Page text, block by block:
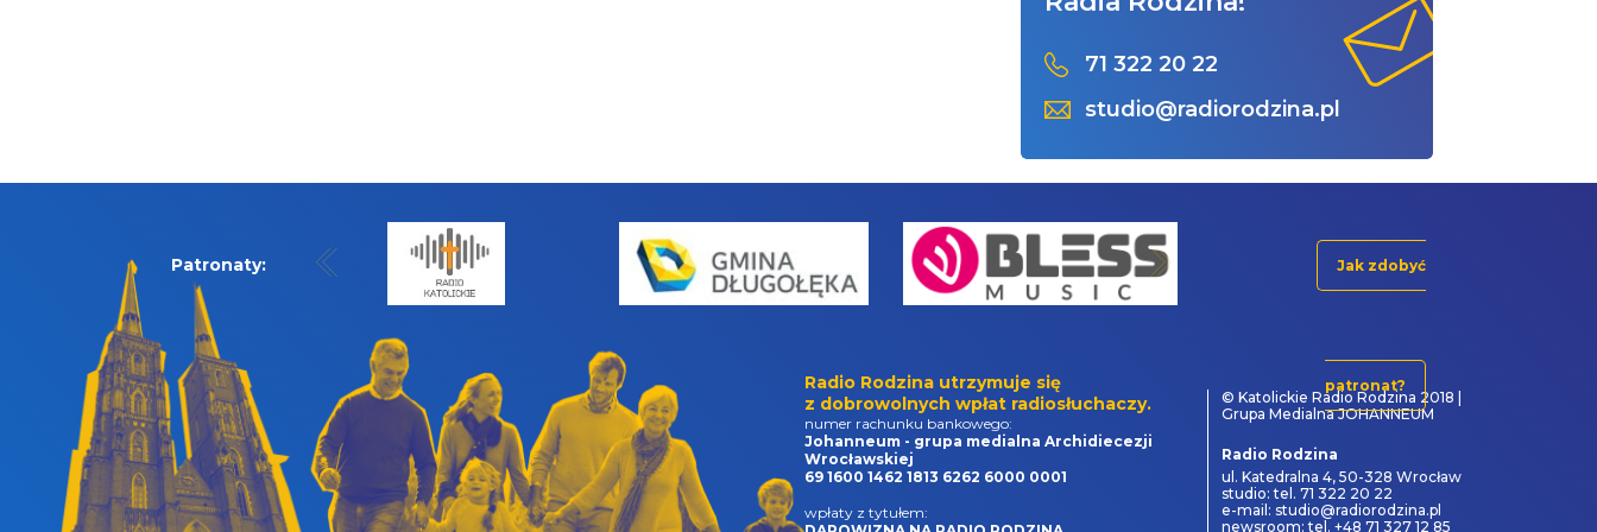
71 322 20 22
studio@radiorodzina.pl
Patronaty: Jak zdobyć
patronat?
Radio Rodzina utrzymuje się
z dobrowolnych wpłat radiosłuchaczy.
numer rachunku bankowego:
Johanneum - grupa medialna Archidiecezji
Wrocławskiej
69 1600 1462 1813 6262 6000 0001
wpłaty z tytułem:
© Katolickie Radio Rodzina 2018 |
Grupa Medialna JOHANNEUM
Radio Rodzina
ul. Katedralna 4, 50-328 Wrocław
studio: tel. 71 322 20 22
e-mail: studio@radiorodzina.pl
newsroom: tel. +48 71 327 12 85